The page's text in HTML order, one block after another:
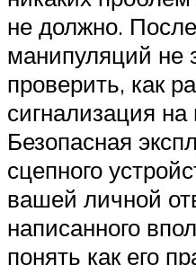
не должно.
манипуляций не
проверить, как
сигнализация
Безопасная
сцепного
вашей личной
написанного
понять как его